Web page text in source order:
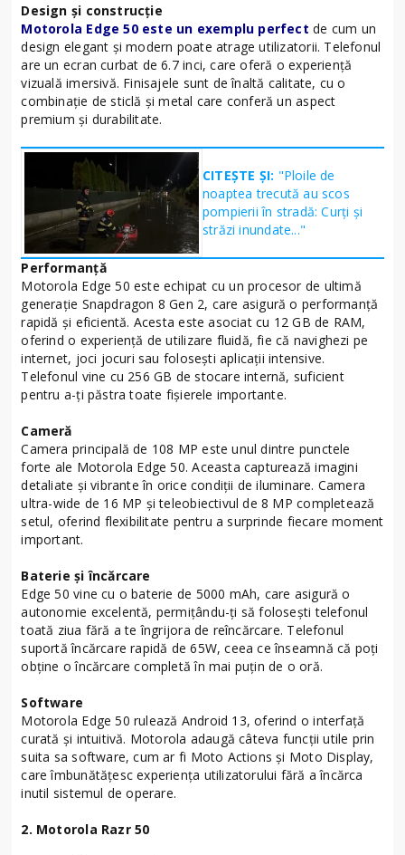
Design și construcție
Motorola Edge 50 este un exemplu perfect de cum un
design elegant și modern poate atrage utilizatorii. Telefonul
are un ecran curbat de 6.7 inci, care oferă o experiență
vizuală imersivă. Finisajele sunt de înaltă calitate, cu o
combinație de sticlă și metal care conferă un aspect
premium și durabilitate.
CITEȘTE ȘI: "Ploile de
noaptea trecută au scos
pompierii în stradă: Curți și
străzi inundate..."
Performanță
Motorola Edge 50 este echipat cu un procesor de ultimă
generație Snapdragon 8 Gen 2, care asigură o performanță
rapidă și eficientă. Acesta este asociat cu 12 GB de RAM,
oferind o experiență de utilizare fluidă, fie că navighezi pe
internet, joci jocuri sau folosești aplicații intensive.
Telefonul vine cu 256 GB de stocare internă, suficient
pentru a-ți păstra toate fișierele importante.
Cameră
Camera principală de 108 MP este unul dintre punctele
forte ale Motorola Edge 50. Aceasta capturează imagini
detaliate și vibrante în orice condiții de iluminare. Camera
ultra-wide de 16 MP și teleobiectivul de 8 MP completează
setul, oferind flexibilitate pentru a surprinde fiecare moment
important.
Baterie și încărcare
Edge 50 vine cu o baterie de 5000 mAh, care asigură o
autonomie excelentă, permițându-ți să folosești telefonul
toată ziua fără a te îngrijora de reîncărcare. Telefonul
suportă încărcare rapidă de 65W, ceea ce înseamnă că poți
obține o încărcare completă în mai puțin de o oră.
Software
Motorola Edge 50 rulează Android 13, oferind o interfață
curată și intuitivă. Motorola adaugă câteva funcții utile prin
suita sa software, cum ar fi Moto Actions și Moto Display,
care îmbunătățesc experiența utilizatorului fără a încărca
inutil sistemul de operare.
2. Motorola Razr 50